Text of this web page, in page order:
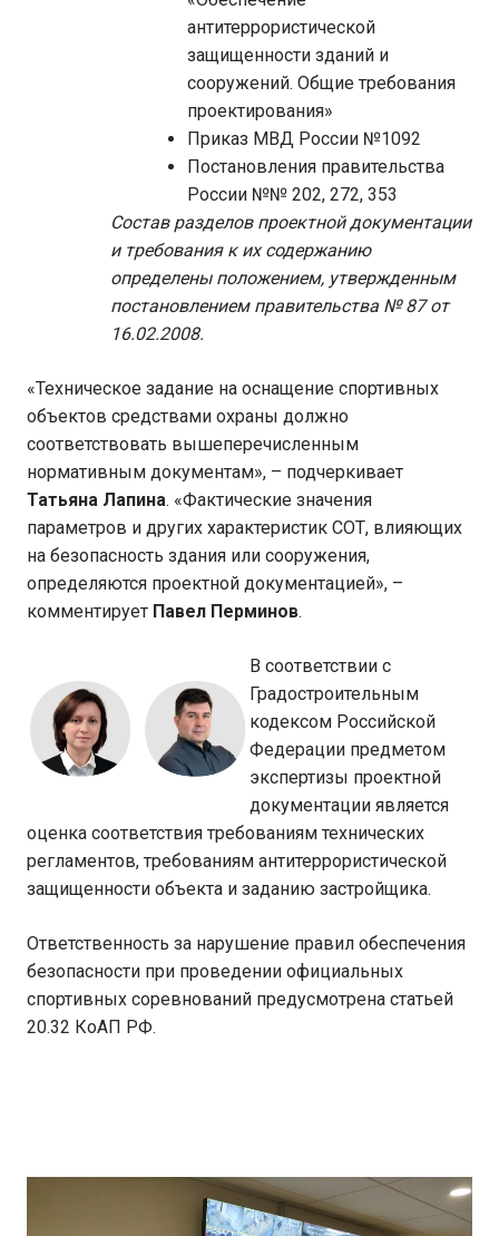
антитеррористической
защищенности зданий и
сооружений. Общие требования
проектирования»
Приказ МВД России №1092
Постановления правительства
России №№ 202, 272, 353
Состав разделов проектной документации
и требования к их содержанию
определены положением, утвержденным
постановлением правительства № 87 от
16.02.2008.
«Техническое задание на оснащение спортивных
объектов средствами охраны должно
соответствовать вышеперечисленным
нормативным документам», – подчеркивает
Татьяна Лапина. «Фактические значения
параметров и других характеристик СОТ, влияющих
на безопасность здания или сооружения,
определяются проектной документацией», –
комментирует Павел Перминов.
В соответствии с
Градостроительным
кодексом Российской
Федерации предметом
экспертизы проектной
документации является
оценка соответствия требованиям технических
регламентов, требованиям антитеррористической
защищенности объекта и заданию застройщика.
Ответственность за нарушение правил обеспечения
безопасности при проведении официальных
спортивных соревнований предусмотрена статьей
20.32 КоАП РФ.